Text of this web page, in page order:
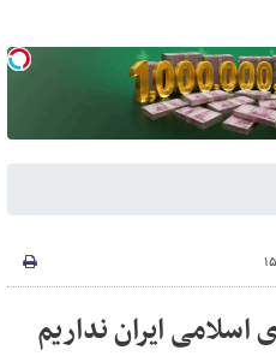
ایران نداریم